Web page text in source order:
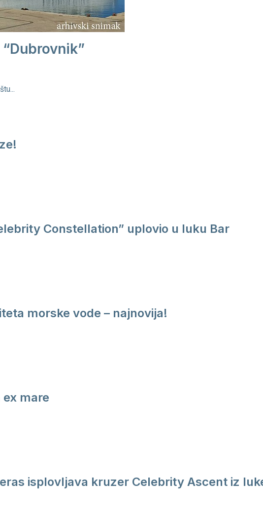
Constellation” uplovio u luku Bar
morske vode – najnovija!
mare
isplovljava kruzer Celebrity Ascent iz